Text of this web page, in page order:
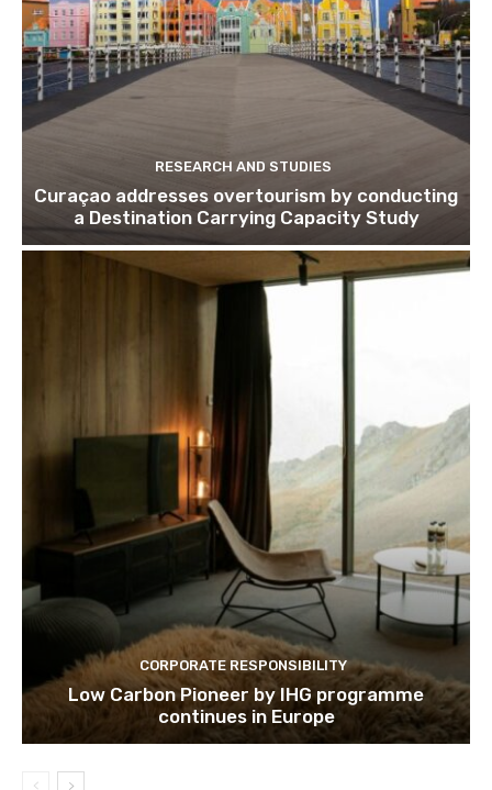
RESEARCH AND STUDIES
Curaçao addresses overtourism by conducting
a Destination Carrying Capacity Study
CORPORATE RESPONSIBILITY
Low Carbon Pioneer by IHG programme
continues in Europe